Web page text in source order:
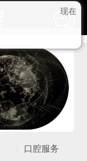
苏州新区机构
苏州吴中机构
吴江盛泽机构
昆山金鹰机构
常熟琴川机构
口腔服务
现在